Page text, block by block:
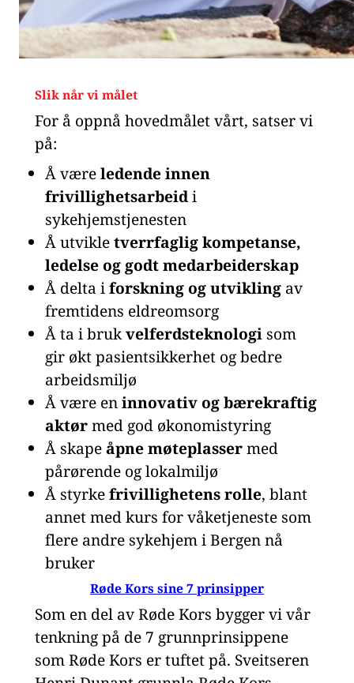
Slik når vi målet
For å oppnå hovedmålet vårt, satser vi
på:
Å væreledende innen
frivillighetsarbeidi
sykehjemstjenesten
Å utvikletverrfaglig kompetanse,
ledelse og godt medarbeiderskap
Å delta iforskning og utvikling av
fremtidens eldreomsorg
Å ta i brukvelferdsteknologi som
gir økt pasientsikkerhet og bedre
arbeidsmiljø
Å være eninnovativ og bærekraftig
aktørmed god økonomistyring
Å skapeåpne møteplassermed
pårørende og lokalmiljø
Å styrkefrivillighetens rolle, blant
annet med kurs for våketjeneste som
flere andre sykehjem i Bergen nå
bruker
Røde Kors sine 7 prinsipper
Som en del av Røde Kors bygger vi vår
tenkning på de 7 grunnprinsippene
som Røde Kors er tuftet på. Sveitseren